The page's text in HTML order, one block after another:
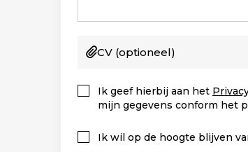
CV (optioneel)
Ik geef hierbij aan het
mijn gegevens conform het
Ik wil op de hoogte blijven